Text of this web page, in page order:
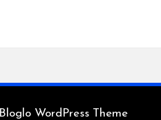
Bloglo WordPress Theme